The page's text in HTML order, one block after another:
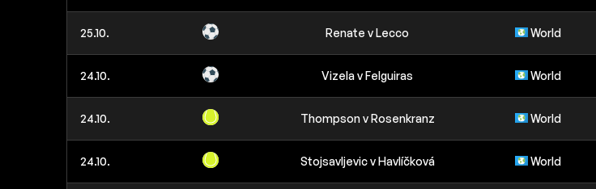
25.10. Renate v Lecco World
24.10. Vizela v Felguiras World
24.10. Thompson v Rosenkranz World
24.10. Stojsavljevic v Havlíčková World